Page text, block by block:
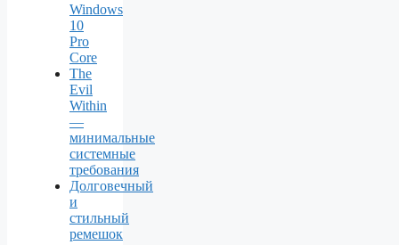
Windows
10
Pro
Core
The
Evil
Within
—
минимальные
системные
требования
Долговечный
и
стильный
ремешок